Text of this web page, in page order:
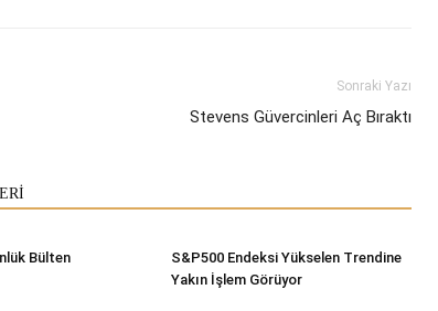
Sonraki Yazı
Stevens Güvercinleri Aç Bıraktı
Bülten
S&P500 Endeksi Yükselen Trendine
Yakın İşlem Görüyor